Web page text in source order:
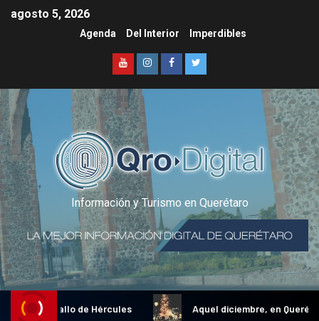
agosto 5, 2026
Agenda Del Interior Imperdibles
Información y Turismo en Querétaro
Gallo de Hércules Aquel diciembre, en Querétaro